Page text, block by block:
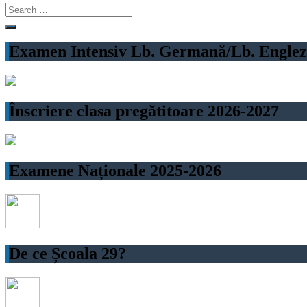
Search
for:
Examen Intensiv Lb. Germană/Lb.
Înscriere clasa pregătitoare 2026-2027
Examene Naționale 2025-2026
De ce Școala 29?